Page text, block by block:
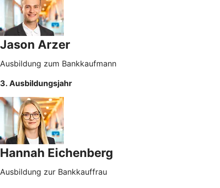
Jason Arzer
Ausbildung zum Bankkaufmann
3. Ausbildungsjahr
Hannah Eichenberg
Ausbildung zur Bankkauffrau